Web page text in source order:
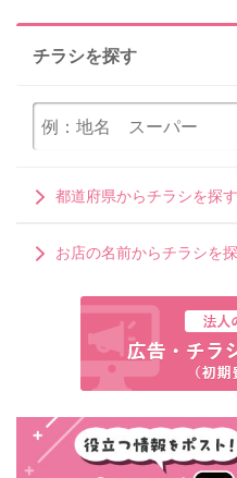
チラシを探す
都道府県からチラシを探す
お店の名前からチラシを